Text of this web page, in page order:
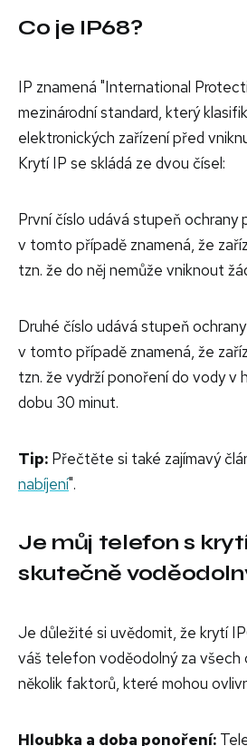
Co je IP68?
IP znamená "International
mezinárodní standard, který
elektronických zařízení před
Krytí IP se skládá ze dvou čísel:
První číslo udává stupeň ochrany
v tomto případě znamená, že
tzn. že do něj nemůže vniknout
Druhé číslo udává stupeň
v tomto případě znamená, že
tzn. že vydrží ponoření do vody v
dobu 30 minut.
Tip: Přečtěte si také zajímavý
nabíjení".
Je můj telefon s
skutečně
Je důležité si uvědomit, že krytí
váš telefon voděodolný za všech
několik faktorů, které mohou
Hloubka a doba ponoření: